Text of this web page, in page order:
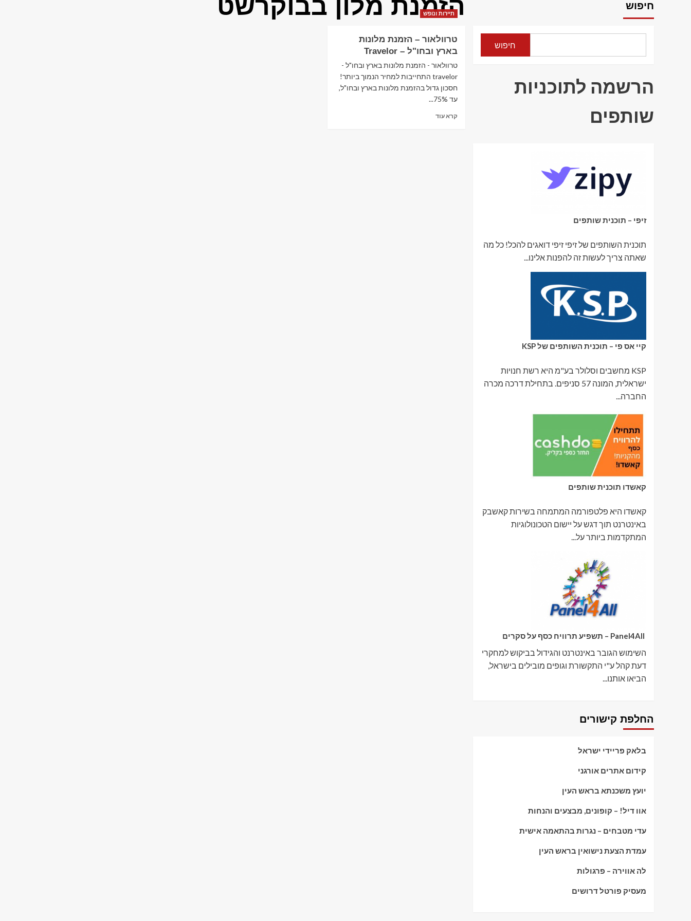
הזמנת מלון בבוקרשט
תיירות ונופש
טרוולאור – הזמנת מלונות
בארץ ובחו"ל – Travelor
טרוולאור - הזמנת מלונות בארץ ובחו"ל -
travelor התחייבות למחיר הנמוך ביותר!
חסכון גדול בהזמנת מלונות בארץ ובחו"ל,
עד 75%...
קרא עודRead
חיפוש
חיפוש
הרשמה לתוכניות
שותפים
זיפי – תוכנית שותפים
תוכנית השותפים של זיפי זיפי דואגים להכל! כל מה
שאתה צריך לעשות זה להפנות אלינו...
קיי אס פי – תוכנית השותפים של KSP
KSP מחשבים וסלולר בע"מ היא רשת חנויות
ישראלית, המונה 57 סניפים. בתחילת דרכה מכרה
החברה...
קאשדו תוכנית שותפים
קאשדו היא פלטפורמה המתמחה בשירות קאשבק
באינטרנט תוך דגש על יישום הטכונולוגיות
המתקדמות ביותר על...
השימוש הגובר באינטרנט והגידול בביקוש למחקרי
דעת קהל ע"י התקשורת וגופים מובילים בישראל,
הביאו אותנו...
החלפת קישורים
בלאק פריידי ישראל
קידום אתרים אורגני
יועץ משכנתא בראש העין
אוו דיל! – קופונים, מבצעים והנחות
עדי מטבחים – נגרות בהתאמה אישית
עמדת הצעת נישואין בראש העין
לה אווירה – פרגולות
מעסיק פורטל דרושים